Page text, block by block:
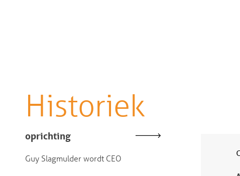
Historiek
oprichting
Guy Slagmulder wordt CEO